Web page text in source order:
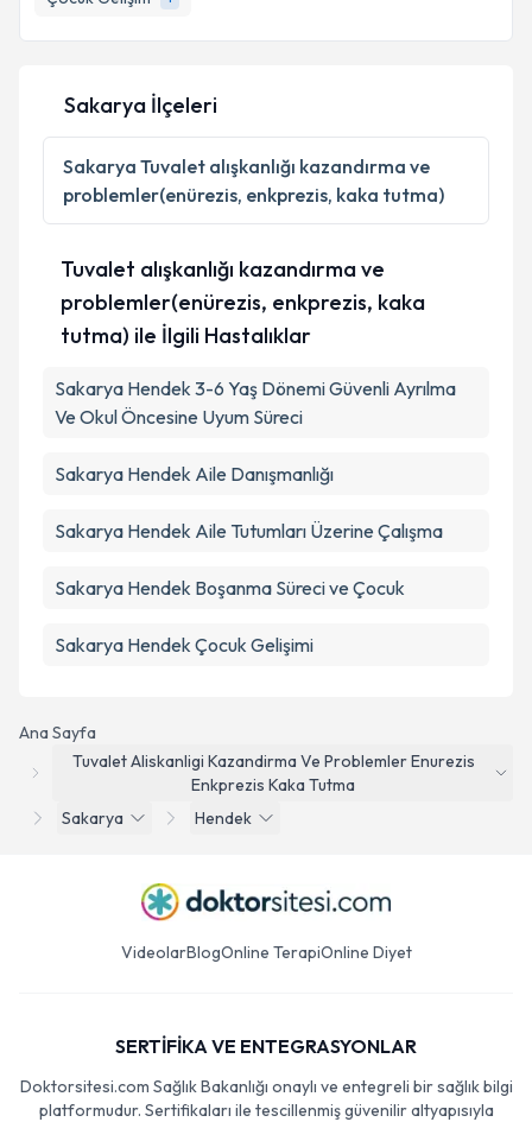
Ana Sayfa
Tuvalet Aliskanligi Kazandirma Ve Problemler Enurezis
Enkprezis Kaka Tutma
Sakarya
Hendek
Sakarya İlçeleri
Sakarya Tuvalet alışkanlığı kazandırma ve
problemler(enürezis, enkprezis, kaka tutma)
Tuvalet alışkanlığı kazandırma ve
problemler(enürezis, enkprezis, kaka
tutma) ile İlgili Hastalıklar
Sakarya Hendek 3-6 Yaş Dönemi Güvenli Ayrılma
Ve Okul Öncesine Uyum Süreci
Sakarya Hendek Aile Danışmanlığı
Sakarya Hendek Aile Tutumları Üzerine Çalışma
Sakarya Hendek Boşanma Süreci ve Çocuk
Sakarya Hendek Çocuk Gelişimi
VideolarBlogOnline TerapiOnline Diyet
SERTİFİKA VE ENTEGRASYONLAR
Doktorsitesi.com Sağlık Bakanlığı onaylı ve entegreli bir sağlık bilgi
platformudur. Sertifikaları ile tescillenmiş güvenilir altyapısıyla